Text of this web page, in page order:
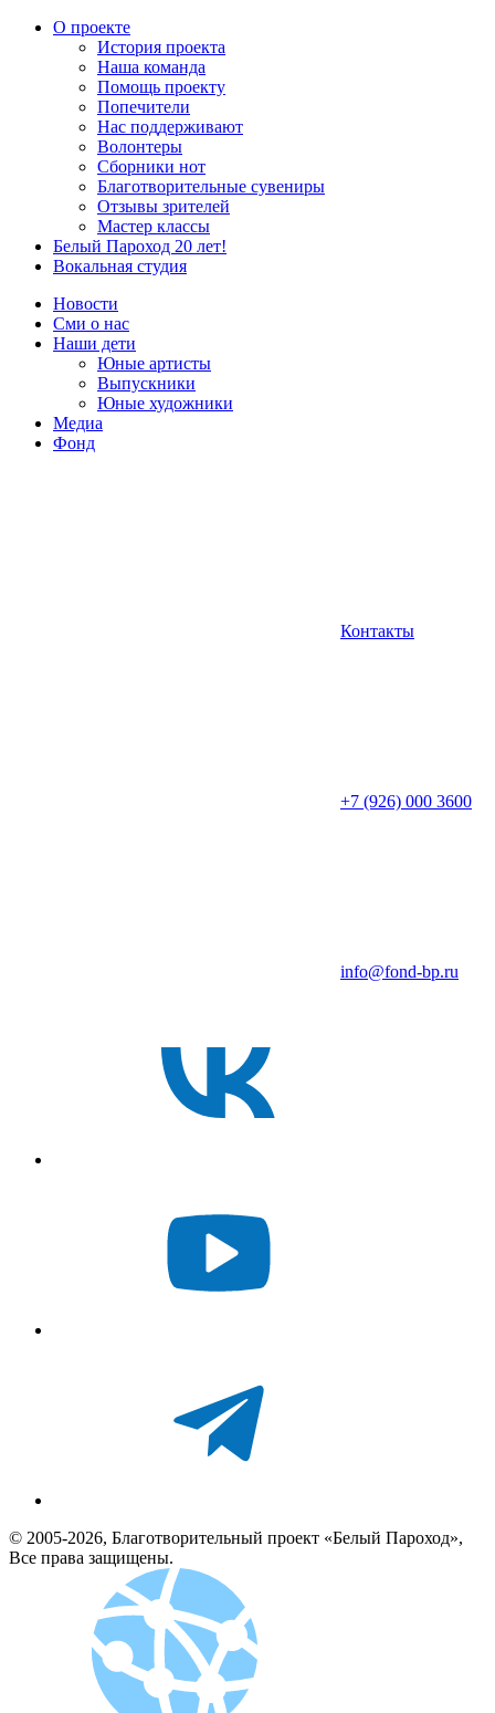
О проекте
История проекта
Наша команда
Помощь проекту
Попечители
Нас поддерживают
Волонтеры
Сборники нот
Благотворительные сувениры
Отзывы зрителей
Мастер классы
Белый Пароход 20 лет!
Вокальная студия
Новости
Сми о нас
Наши дети
Юные артисты
Выпускники
Юные художники
Медиа
Фонд
Контакты
+7 (926) 000 3600
info@fond-bp.ru
© 2005-2026, Благотворительный проект «Белый Пароход»,
Все права защищены.